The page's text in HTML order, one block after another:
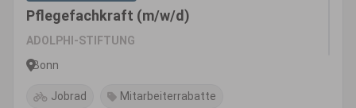
Pflegefachkraft (m/w/d)
ADOLPHI-STIFTUNG
Bonn
Jobrad Mitarbeiterrabatte